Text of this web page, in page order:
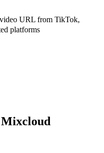
video URL from TikTok,
platforms